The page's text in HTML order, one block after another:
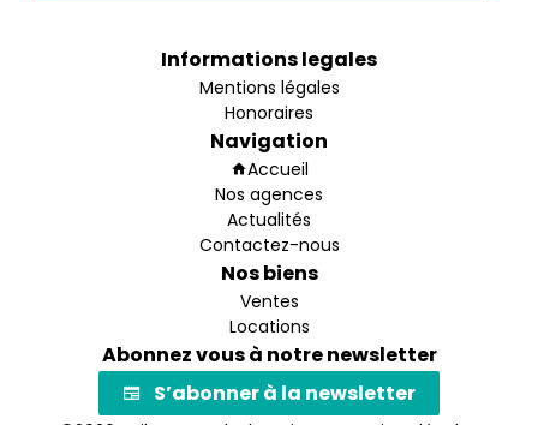
Informations legales
Mentions légales
Honoraires
Navigation
Accueil
Nos agences
Actualités
Contactez-nous
Nos biens
Ventes
Locations
Abonnez vous à notre newsletter
S’abonner à la newsletter